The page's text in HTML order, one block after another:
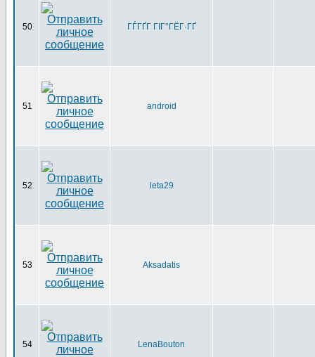
50 ГЃГҐГ ГІГ°ГЁГ·ГҐ
51 android
52 leta29
53 Aksadatis
54 LenaBouton